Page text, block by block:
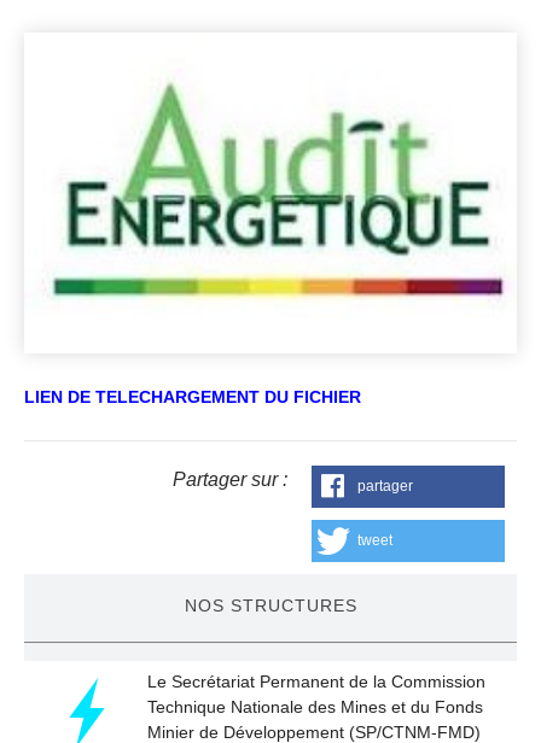
LIEN DE TELECHARGEMENT DU FICHIER
Partager sur : partager
tweet
NOS STRUCTURES
Le Secrétariat Permanent de la Commission
Technique Nationale des Mines et du Fonds
Minier de Développement (SP/CTNM-FMD)